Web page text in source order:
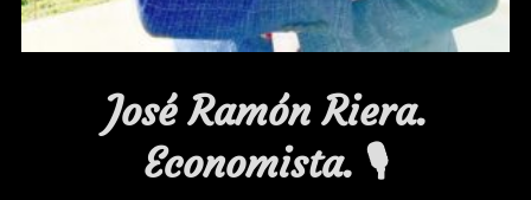
José Ramón Riera.
Economista. 🎙